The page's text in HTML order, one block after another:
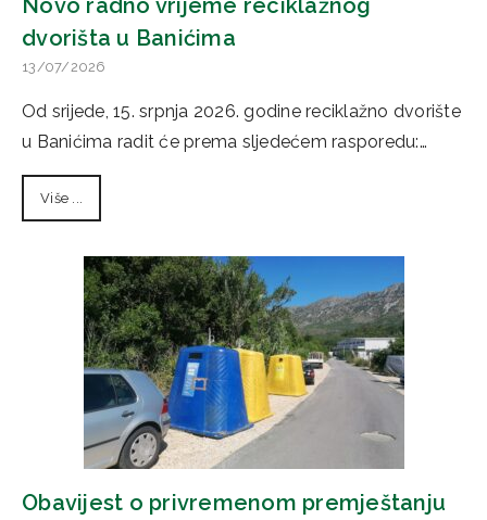
Novo radno vrijeme reciklažnog
dvorišta u Banićima
13/07/2026
Od srijede, 15. srpnja 2026. godine reciklažno dvorište
u Banićima radit će prema sljedećem rasporedu:…
Više ...
Obavijest o privremenom premještanju